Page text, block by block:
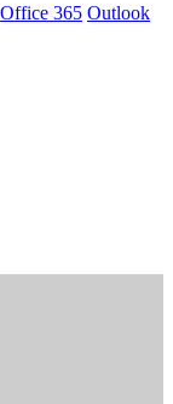
Office 365 Outlook